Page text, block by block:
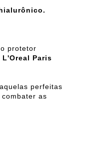
protetor
Paris
perfeitas
as